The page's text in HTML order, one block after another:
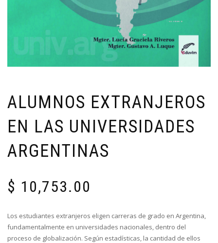
ALUMNOS EXTRANJEROS
EN LAS UNIVERSIDADES
ARGENTINAS
$ 10,753.00
Los estudiantes extranjeros eligen carreras de grado en Argentina,
fundamentalmente en universidades nacionales, dentro del
proceso de globalización. Según estadísticas, la cantidad de ellos